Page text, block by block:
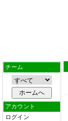
チーム
アカウント
ログイン